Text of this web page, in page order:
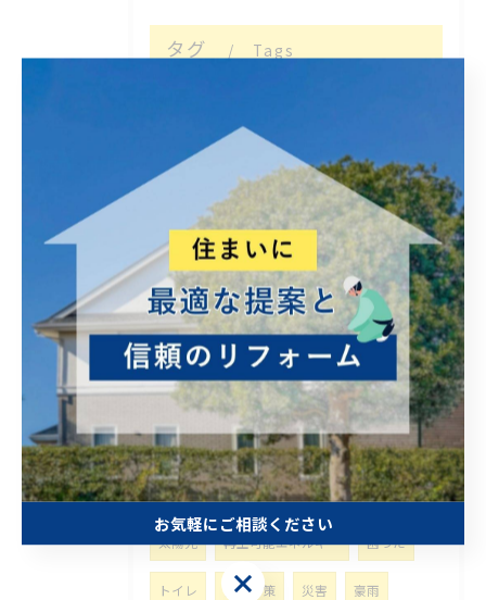
タグ Tags
雨漏れ 予算のこと
線状降水帯 現在 営繕
高齢者 やさしい 修理 手直し
屋根 カバー工法 補助金 突然
壊れる 積乱雲 積雲 悩み事
富士山噴火 比較 相続 移転登記
司法書士 家族 想い出 航空機事故
太陽光パネル リサイクル問題 侵攻
太陽光 再生可能エネルギー 困った
トイレ 台風対策 災害 豪雨
お気軽にご相談ください
お気軽にご相談ください